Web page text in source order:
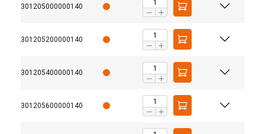
301205000000140
301205200000140
301205400000140
301205600000140